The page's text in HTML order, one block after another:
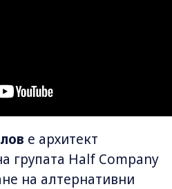
е архитект
групата Half Company
на алтернативни